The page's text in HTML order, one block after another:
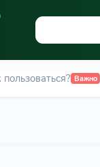
пользоваться? Важно